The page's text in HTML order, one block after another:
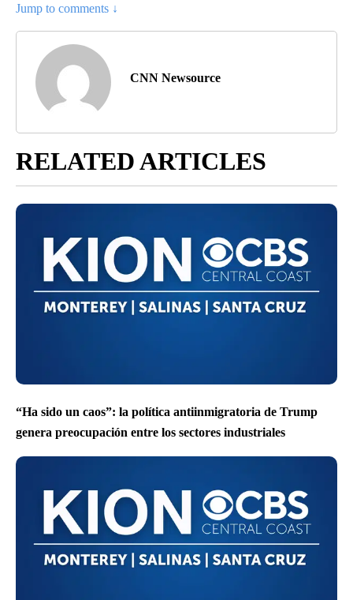
Jump to comments ↓
CNN Newsource
RELATED ARTICLES
“Ha sido un caos”: la política antiinmigratoria de Trump
genera preocupación entre los sectores industriales